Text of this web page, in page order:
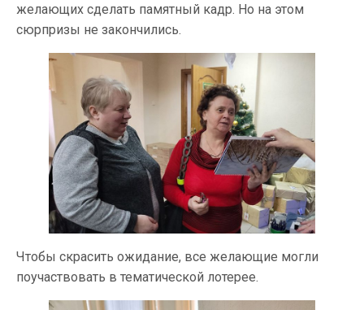
желающих сделать памятный кадр. Но на этом
сюрпризы не закончились.
Чтобы скрасить ожидание, все желающие могли
поучаствовать в тематической лотерее.